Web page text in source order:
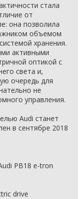
стала
от
она позволила
объемом
хранения.
активными
оптикой с
света и,
очередь для
не
управления.
Audi станет
в сентябре 2018
PB18 e-tron
drive